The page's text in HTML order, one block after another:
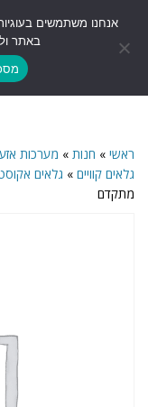
תפריט
ראשי » חנות » מערכות
גלאים קוויים » גלאים
מתקדם
באתר